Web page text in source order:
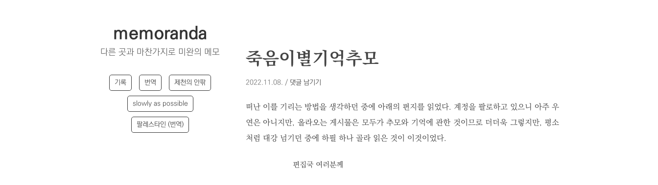
memoranda
다른 곳과 마찬가지로 미완의 메모
기록 번역
제천의 안팎
slowly as possible
팔레스타인 (번역)
죽음이별기억추모
2022.11.08. / 댓글 남기기
떠난 이를 기리는 방법을 생각하던 중에 아래의 편지를 읽었다. 계정을 팔로하고 있으니 아주 우
연은 아니지만, 올라오는 게시물은 모두가 추모와 기억에 관한 것이므로 더더욱 그렇지만, 평소
처럼 대강 넘기던 중에 하필 하나 골라 읽은 것이 이것이었다.
편집국 여러분께